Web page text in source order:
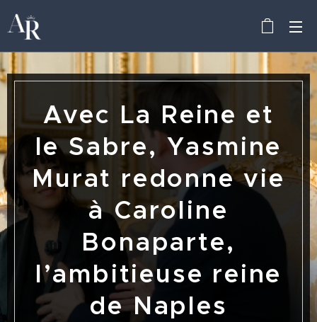
Avec La Reine et
le Sabre, Yasmine
Murat redonne vie
à Caroline
Bonaparte,
l’ambitieuse reine
de Naples